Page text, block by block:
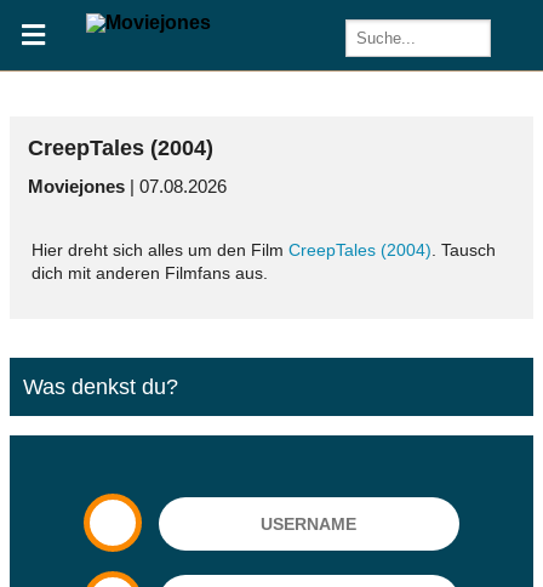
CreepTales (2004)
Moviejones| 07.08.2026
Hier dreht sich alles um den Film CreepTales (2004). Tausch
dich mit anderen Filmfans aus.
Was denkst du?